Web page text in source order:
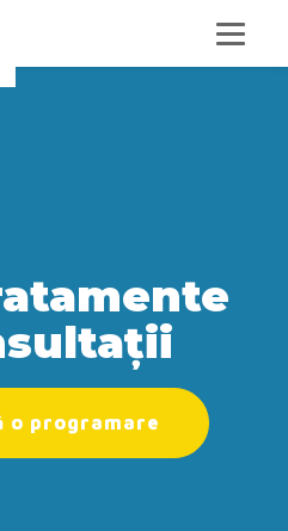
o programare